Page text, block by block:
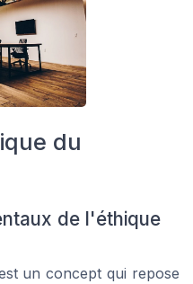
du
de l'éthique
un concept qui repose